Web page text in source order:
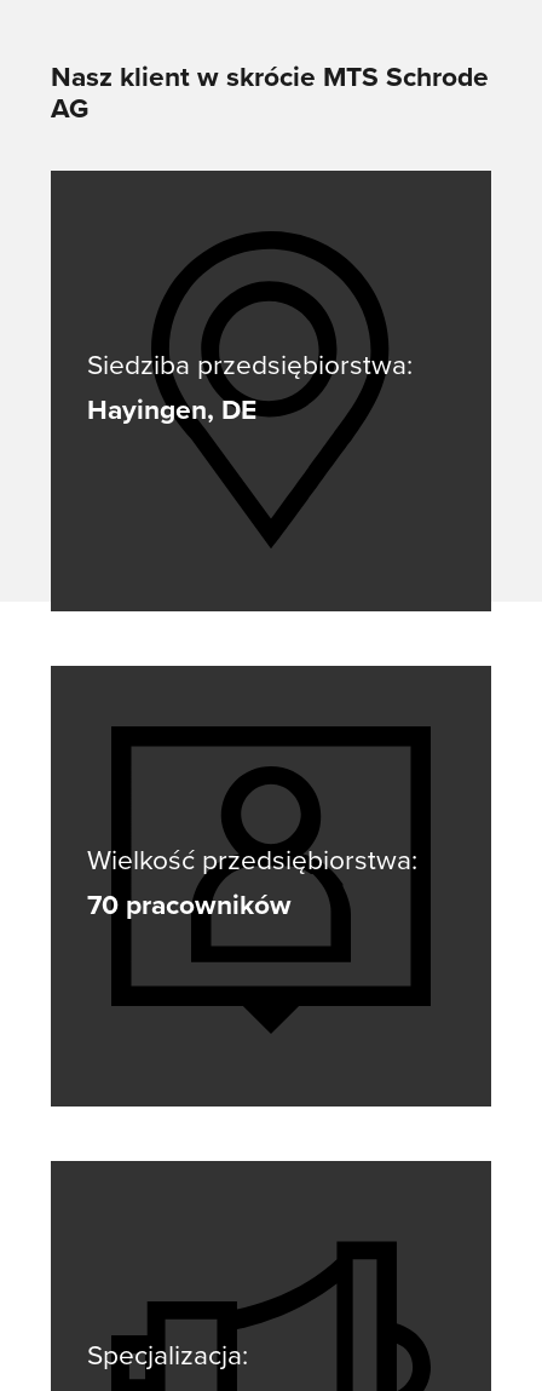
Nasz klient w skrócie MTS Schrode
AG
Siedziba przedsiębiorstwa:
Hayingen, DE
Wielkość przedsiębiorstwa:
70 pracowników
Specjalizacja: